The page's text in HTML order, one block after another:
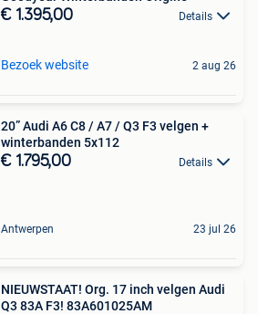
€ 1.395,00 Details
Bezoek website 2 aug 26
20” Audi A6 C8 / A7 / Q3 F3 velgen +
winterbanden 5x112
€ 1.795,00 Details
Antwerpen 23 jul 26
NIEUWSTAAT! Org. 17 inch velgen Audi
Q3 83A F3! 83A601025AM